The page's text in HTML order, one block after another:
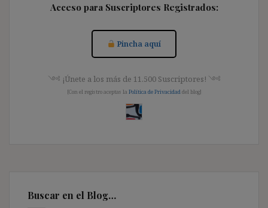
Acceso para Suscriptores Registrados:
Pincha aquí
༺ ¡Únete a los más de 11.500 Suscriptores! ༺
[Con el registro aceptas la Política de Privacidad del blog]
Buscar en el Blog…